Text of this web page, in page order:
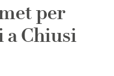
per
Chiusi